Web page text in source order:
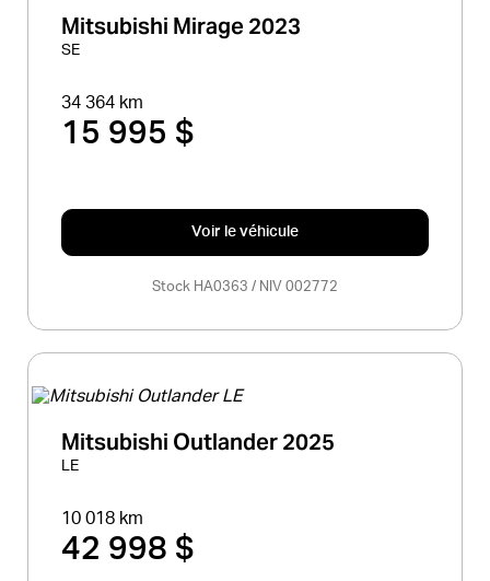
Mitsubishi Mirage 2023
SE
34 364 km
15 995 $
Voir le véhicule
Stock HA0363 / NIV 002772
Mitsubishi Outlander 2025
LE
10 018 km
42 998 $